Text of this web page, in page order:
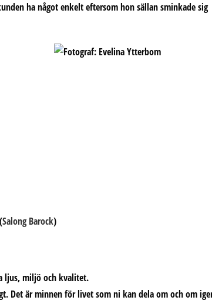
ha något enkelt eftersom hon sällan sminkade sig
Salong Barock)
ljus, miljö och kvalitet.
Det är minnen för livet som ni kan dela om och om